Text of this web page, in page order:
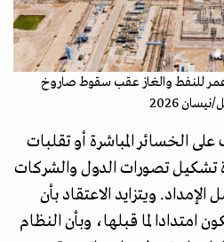
عمر للنفط والغاز عقب سقوط صاروخ
الخسائر المباشرة أو تقلبات
تشكيل تصورات الدول والشركات
ويتزايد الاعتقاد بأن
امتدادا لما قبلها، وبأن النظام